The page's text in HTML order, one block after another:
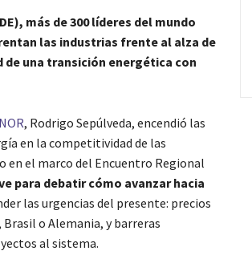
más de 300 líderes del mundo
las industrias frente al alza de
una transición energética con
, Rodrigo Sepúlveda, encendió las
en la competitividad de las
en el marco del Encuentro Regional
para debatir cómo avanzar hacia
las urgencias del presente: precios
o Alemania, y barreras
al sistema.